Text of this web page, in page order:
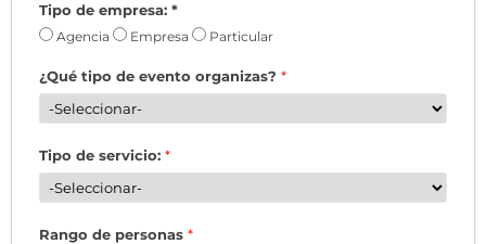
Tipo de empresa: *
Agencia Empresa Particular
¿Qué tipo de evento organizas? *
Tipo de servicio: *
Rango de personas *